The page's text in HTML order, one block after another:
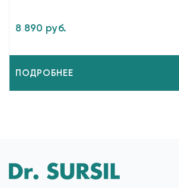
8 890 руб.
ПОДРОБНЕЕ